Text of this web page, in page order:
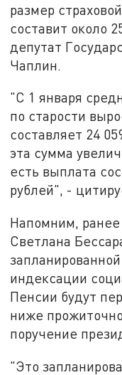
размер
составит около
депутат
Чаплин.
"С 1 января
по старости
составляет 24
эта сумма
есть выплата
рублей", -
Напомним,
Светлана
индексации
Пенсии будут
ниже
поручение
"Это